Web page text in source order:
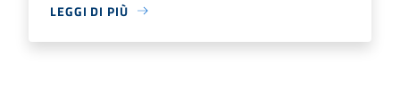
LEGGI DI PIÙ